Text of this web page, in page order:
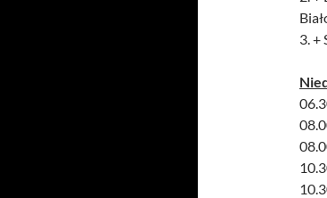
3. +